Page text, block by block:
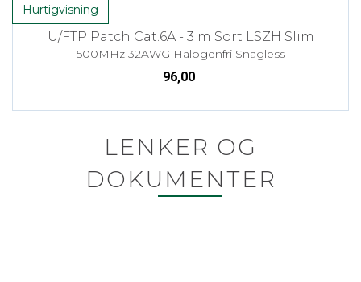
Hurtigvisning
U/FTP Patch Cat.6A - 3 m Sort LSZH Slim
500MHz 32AWG Halogenfri Snagless
96,00
LENKER OG
DOKUMENTER